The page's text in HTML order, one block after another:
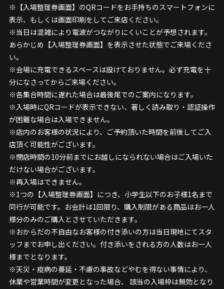
※【入場整理券画面】のQRコードをお手持ちのスマートフォンに
表示、もしくは画面印刷をしてご来店ください。
※当日は混雑により電波がつながりにくいことが予想されます。
あらかじめ【入場整理券画面】を表示させた状態でご来場くださ
い。
※会場に充電できるスペースは設けておりません。必ず充電を十
分になさってからご来場ください。
※各集合時間に遅れた場合は最後尾でのご案内になります。
※入場時にQRコードが表示できない、著しく読み取り・認証操作
が困難な場合は入場できません。
※店内のお客様の状況により、ご予約頂いた時間を前後してご入
店頂く可能性がございます。
※閉店時間の10分前までにお越しになられない場合はご入場いた
だけない場合がございます。
※再入場はできません。
※1つの【入場整理券画面】につき、小学生以下のお子様1名まで
同行が可能です。お会計は1回限り、購入制限がある商品はお一人
様分のみのご購入とさせていただきます。
※おからだの不自由なお客様の付き添いの方は当日現地にてスタ
ッフまでお申し出ください。付き添いをされる方の人数はお一人
様までとなります。
※天災・疫病の蔓延・不慮の事故などやむを得ない事情により、
休業や営業時間が変更となった場合、 該当の入場枠は無効となり